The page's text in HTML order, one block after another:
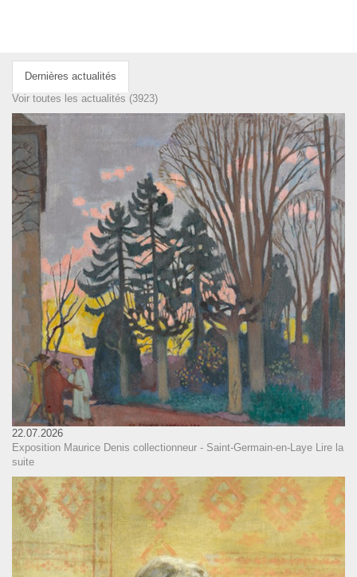
Dernières actualités
Voir toutes les actualités (3923)
22.07.2026
Exposition Maurice Denis collectionneur - Saint-Germain-en-Laye Lire la
suite